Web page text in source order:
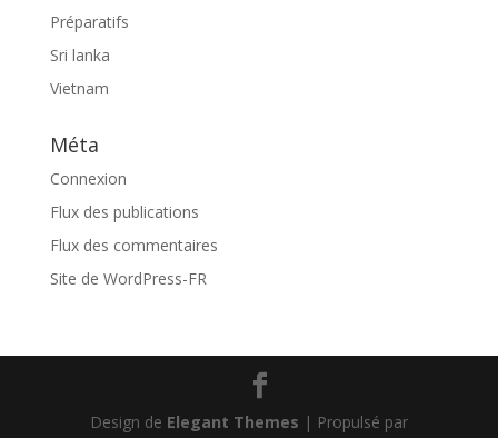
Préparatifs
Sri lanka
Vietnam
Méta
Connexion
Flux des publications
Flux des commentaires
Site de WordPress-FR
Design de Elegant Themes | Propulsé par